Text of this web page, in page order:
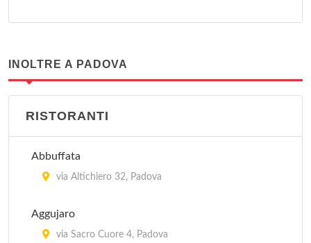
INOLTRE A PADOVA
RISTORANTI
Abbuffata
via Altichiero 32, Padova
Aggujaro
via Sacro Cuore 4, Padova